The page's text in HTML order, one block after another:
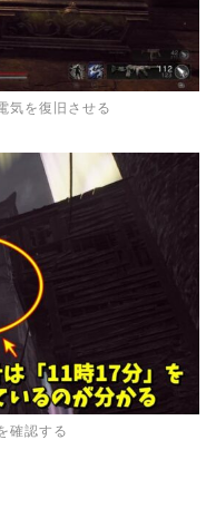
気を復旧させる
確認する